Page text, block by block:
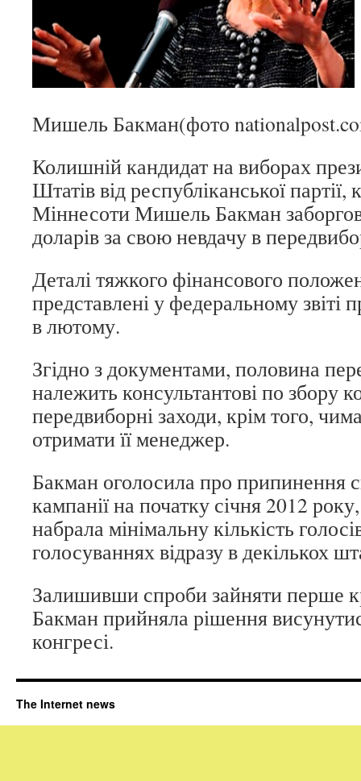
Мишель Бакман(фото
Колишній кандидат на виборах
Штатів від республіканської партії,
Міннесоти Мишель Бакман
доларів за свою невдачу в
Деталі тяжкого фінансового
представлені у федеральному
в лютому.
Згідно з документами, половина
належить консультантові по збору
передвиборні заходи, крім того,
отримати її менеджер.
Бакман оголосила про припинення
кампанії на початку січня 2012
набрала мінімальну кількість
голосуваннях відразу в декількох
Залишивши спроби зайняти перше
Бакман прийняла рішення
конгресі.
The Internet news